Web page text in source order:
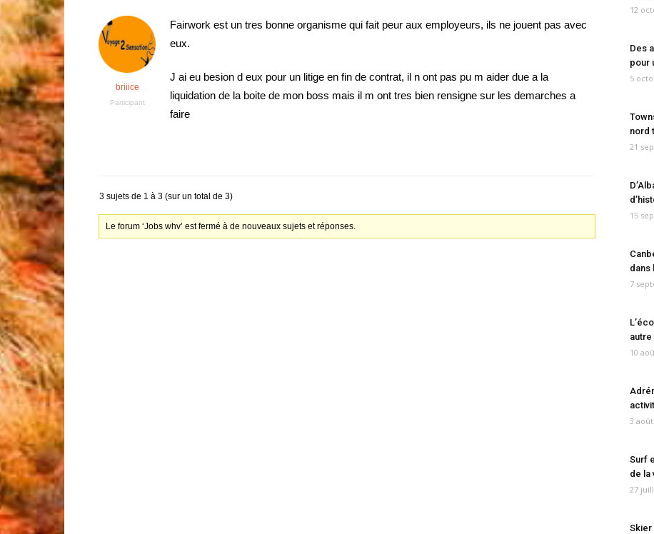
briiice
Participant
Fairwork est un tres bonne organisme qui fait peur aux employeurs, ils ne jouent pas avec
eux.
J ai eu besion d eux pour un litige en fin de contrat, il n ont pas pu m aider due a la
liquidation de la boite de mon boss mais il m ont tres bien rensigne sur les demarches a
faire
3 sujets de 1 à 3 (sur un total de 3)
Le forum ‘Jobs whv’ est fermé à de nouveaux sujets et réponses.
12
Des
pour
5
nord
21
15
dans
7
10
3 août
Surf
de la
27
Skier